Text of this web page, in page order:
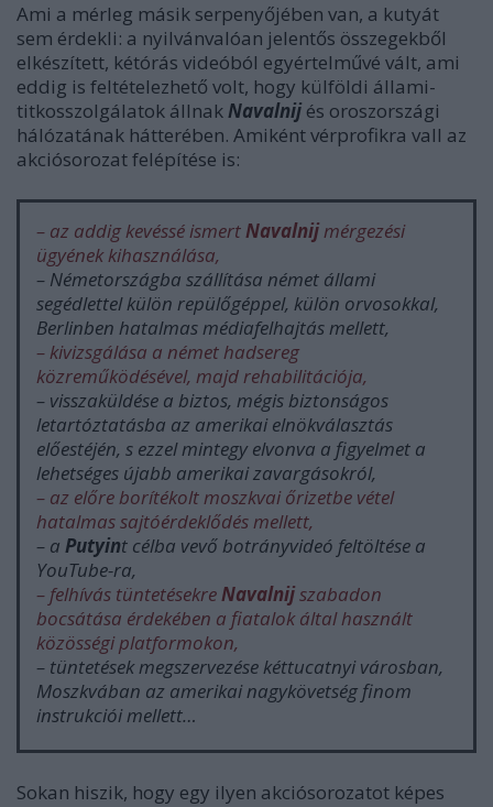
Ami a mérleg másik serpenyőjében van, a kutyát
sem érdekli: a nyilvánvalóan jelentős összegekből
elkészített, kétórás videóból egyértelművé vált, ami
eddig is feltételezhető volt, hogy külföldi állami-
titkosszolgálatok állnakNavalnij és oroszországi
hálózatának hátterében. Amiként vérprofikra vall az
akciósorozat felépítése is:
– az addig kevéssé ismertNavalnijmérgezési
ügyének kihasználása,
– Németországba szállítása német állami
segédlettel külön repülőgéppel, külön orvosokkal,
Berlinben hatalmas médiafelhajtás mellett,
– kivizsgálása a német hadsereg
közreműködésével, majd rehabilitációja,
– visszaküldése a biztos, mégis biztonságos
letartóztatásba az amerikai elnökválasztás
előestéjén, s ezzel mintegy elvonva a figyelmet a
lehetséges újabb amerikai zavargásokról,
– az előre borítékolt moszkvai őrizetbe vétel
hatalmas sajtóérdeklődés mellett,
– a Putyint célba vevő botrányvideó feltöltése a
YouTube-ra,
– felhívás tüntetésekreNavalnijszabadon
bocsátása érdekében a fiatalok által használt
közösségi platformokon,
– tüntetések megszervezése kéttucatnyi városban,
Moszkvában az amerikai nagykövetség finom
instrukciói mellett…
Sokan hiszik, hogy egy ilyen akciósorozatot képes